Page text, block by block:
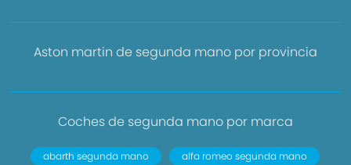
Aston martin de segunda mano por provincia
Coches de segunda mano por marca
abarth segunda mano
alfa romeo segunda mano